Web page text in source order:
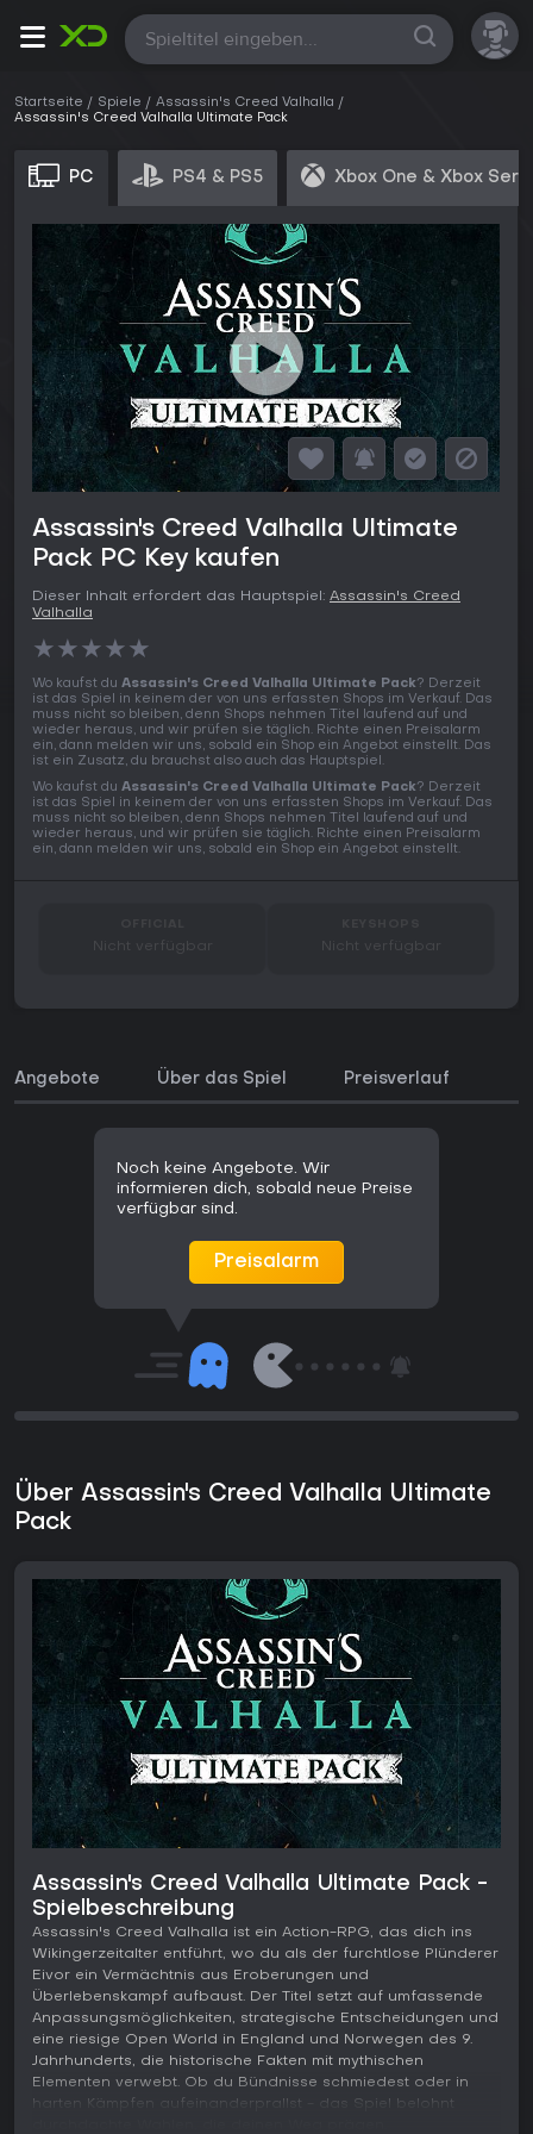
Alle
Startseite Spiele
Assassin's Creed Valhalla
Assassin's Creed Valhalla Ultimate Pack
PC PS4 & PS5 Xbox One & Xbox
Assassin's Creed Valhalla Ultimate
Pack PC Key kaufen
Dieser Inhalt erfordert das Hauptspiel: Assassin's Creed
Valhalla
★★★★★
Wo kaufst du Assassin's Creed Valhalla Ultimate Pack? Derzeit
ist das Spiel in keinem der von uns erfassten Shops im Verkauf. Das
muss nicht so bleiben, denn Shops nehmen Titel laufend auf und
wieder heraus, und wir prüfen sie täglich. Richte einen Preisalarm
ein, dann melden wir uns, sobald ein Shop ein Angebot einstellt. Das
ist ein Zusatz, du brauchst also auch das Hauptspiel.
Wo kaufst du Assassin's Creed Valhalla Ultimate Pack? Derzeit
ist das Spiel in keinem der von uns erfassten Shops im Verkauf. Das
muss nicht so bleiben, denn Shops nehmen Titel laufend auf und
wieder heraus, und wir prüfen sie täglich. Richte einen Preisalarm
ein, dann melden wir uns, sobald ein Shop ein Angebot einstellt.
Nicht verfügbar Nicht verfügbar
Angebote Über das Spiel Preisverlauf
Noch keine Angebote. Wir
informieren dich, sobald neue Preise
verfügbar sind.
Preisalarm
Über Assassin's Creed Valhalla Ultimate
Pack
Assassin's Creed Valhalla Ultimate Pack -
Spielbeschreibung
Assassin's Creed Valhalla ist ein Action-RPG, das dich ins
Wikingerzeitalter entführt, wo du als der furchtlose Plünderer
Eivor ein Vermächtnis aus Eroberungen und
Überlebenskampf aufbaust. Der Titel setzt auf umfassende
Anpassungsmöglichkeiten, strategische Entscheidungen und
eine riesige Open World in England und Norwegen des 9.
Jahrhunderts, die historische Fakten mit mythischen
Elementen verwebt. Ob du Bündnisse schmiedest oder in
harten Kämpfen aufeinanderprallst - das Spiel belohnt